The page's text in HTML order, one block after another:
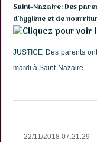
Saint-Nazaire: Des
d'hygiène et de
JUSTICE Des parents
mardi à Saint-Nazaire...
22/11/2018 07:21:29